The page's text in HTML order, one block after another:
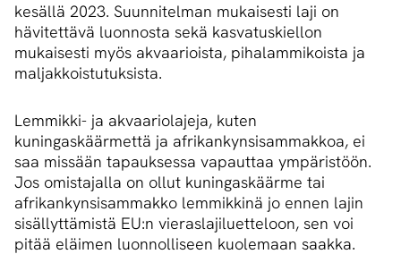
kesällä 2023. Suunnitelman mukaisesti laji on
hävitettävä luonnosta sekä kasvatuskiellon
mukaisesti myös akvaarioista, pihalammikoista ja
maljakkoistutuksista.
Lemmikki- ja akvaariolajeja, kuten
kuningaskäärmettä ja afrikankynsisammakkoa, ei
saa missään tapauksessa vapauttaa ympäristöön.
Jos omistajalla on ollut kuningaskäärme tai
afrikankynsisammakko lemmikkinä jo ennen lajin
sisällyttämistä EU:n vieraslajiluetteloon, sen voi
pitää eläimen luonnolliseen kuolemaan saakka.